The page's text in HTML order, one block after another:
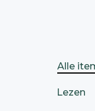
Alle
Lezen